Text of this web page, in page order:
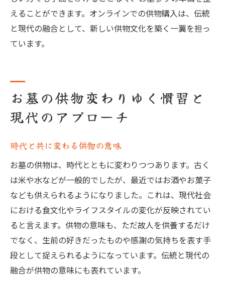
えることができます。オンラインでの供物購入は、伝統
と現代の融合として、新しい供物文化を築く一翼を担っ
ています。
お墓の供物変わりゆく慣習と
現代のアプローチ
時代と共に変わる供物の意味
お墓の供物は、時代とともに変わりつつあります。古く
は米や水などが一般的でしたが、最近ではお酒やお菓子
なども供えられるようになりました。これは、現代社会
における食文化やライフスタイルの変化が反映されてい
ると言えます。供物の意味も、ただ故人を供養するだけ
でなく、生前の好きだったものや感謝の気持ちを表す手
段として捉えられるようになっています。伝統と現代の
融合が供物の意味にも表れています。